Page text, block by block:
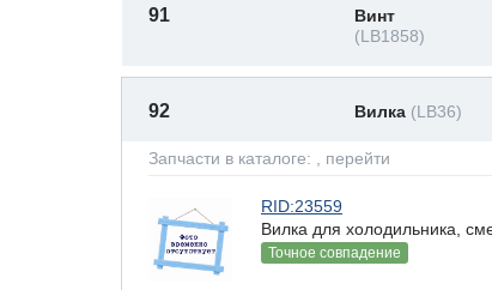
91
Винт
(LB1858)
92 Вилка (LB36)
Запчасти в каталоге: , перейти
RID:23559
Вилка для холодильника,
Точное совпадение